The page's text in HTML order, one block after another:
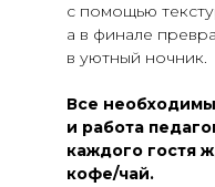
с помощью
а в финале
в уютный ночник.
Все
и работа
каждого гостя
кофе/чай.